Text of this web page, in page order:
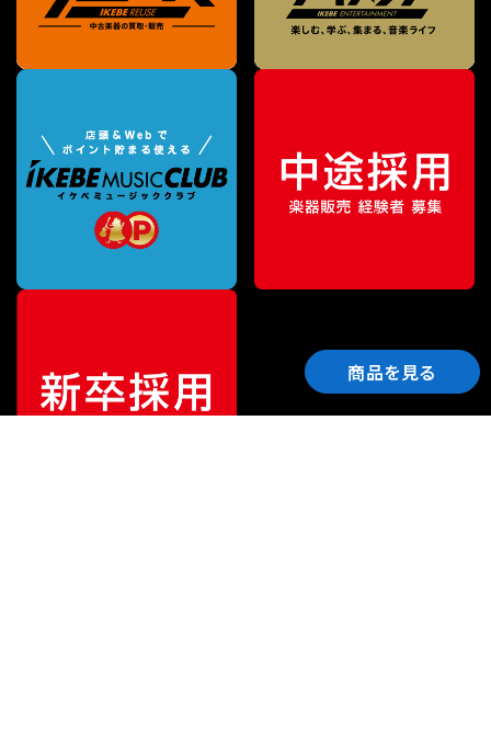
商品を見る